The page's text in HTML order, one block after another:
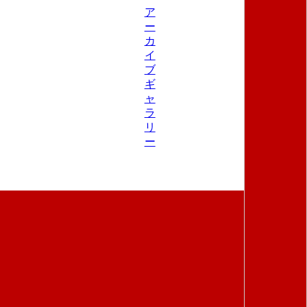
ア
ー
カ
イ
ブ
ギ
ャ
ラ
リ
ー